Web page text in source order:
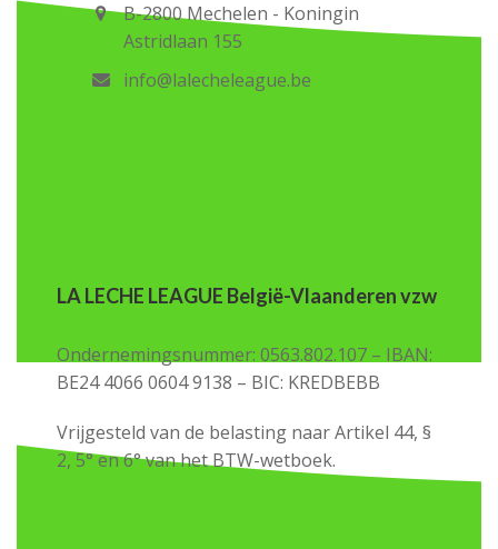
B-2800 Mechelen - Koningin
Astridlaan 155
info@lalecheleague.be
LA LECHE LEAGUE België-Vlaanderen vzw
Ondernemingsnummer: 0563.802.107 – IBAN:
BE24 4066 0604 9138 – BIC: KREDBEBB
Vrijgesteld van de belasting naar Artikel 44, §
2, 5° en 6° van het BTW-wetboek.